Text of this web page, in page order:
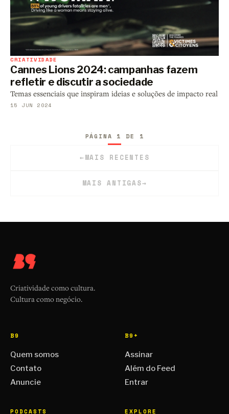
CRIATIVIDADE
Cannes Lions 2024: campanhas fazem
refletir e discutir a sociedade
Temas essenciais que inspiram ideias e soluções de impacto real
15 JUN 2024
←MAIS RECENTES
PÁGINA 1 DE 1
MAIS ANTIGAS→
Criatividade como cultura.
Cultura como negócio.
B9
Quem somos
Contato
Anuncie
B9+
Assinar
Além do Feed
Entrar
PODCASTS EXPLORE